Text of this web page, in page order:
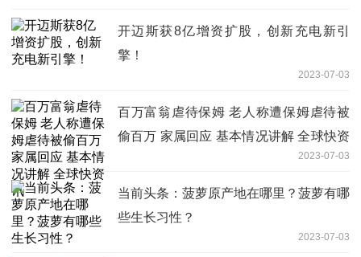
开迈斯获8亿增资扩股，创新充电新引
擎！
2023-07-03
百万富翁虐待保姆 老人称遭保姆虐待被
偷百万 家属回应 基本情况讲解 全球快资
2023-07-03
当前头条：菠萝原产地在哪里？菠萝有哪
些生长习性？
2023-07-03